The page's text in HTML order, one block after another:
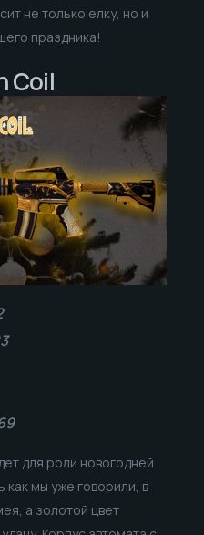
не только елку, но и
праздника!
Coil
для роли новогодней
как мы уже говорили, в
а золотой цвет